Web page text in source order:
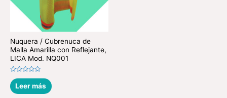
Nuquera / Cubrenuca de
Malla Amarilla con Reflejante,
LICA Mod. NQ001
Valorado
en
0
de
Leer más